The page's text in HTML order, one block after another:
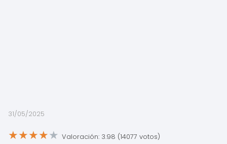
31/05/2025
★★★★★ Valoración: 3.98 (14077 votos)